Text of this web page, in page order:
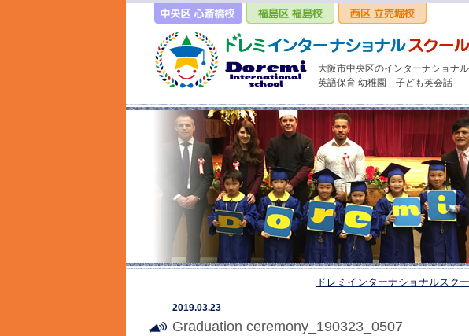
大阪市中央区のインターナショナ
英語保育 幼稚園 子ども英会話
ドレミインターナショナルスク
2019.03.23
Graduation ceremony_190323_0507